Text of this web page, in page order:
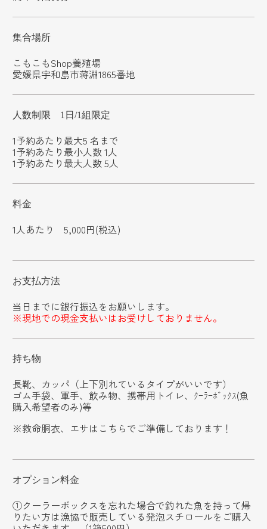
集合場所
こもこもShop養殖場
愛媛県宇和島市蒋淵1865番地
人数制限 1日/1組限定
1予約あたり最大5 名まで
1予約あたり最小人数 1人
1予約あたり最大人数 5人
料金
1人あたり 5,000円(税込)
お支払方法
当日までに銀行振込をお願いします。
※現地での現金支払いはお受けしておりません。
持ち物
長靴、カッパ（上下別れているタイプがいいです）
ゴム手袋、軍手、飲み物、携帯用トイレ、ｸｰﾗｰﾎﾞｯｸｽ(魚
購入希望者のみ)等
※救命胴衣、エサはこちらでご準備しております！
オプション料金
①クーラーボックスを忘れた場合で釣れた魚を持って帰
りたい方は漁協で販売している発泡スチロールをご購入